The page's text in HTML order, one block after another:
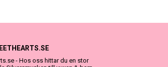
- Hos oss hittar du en stor